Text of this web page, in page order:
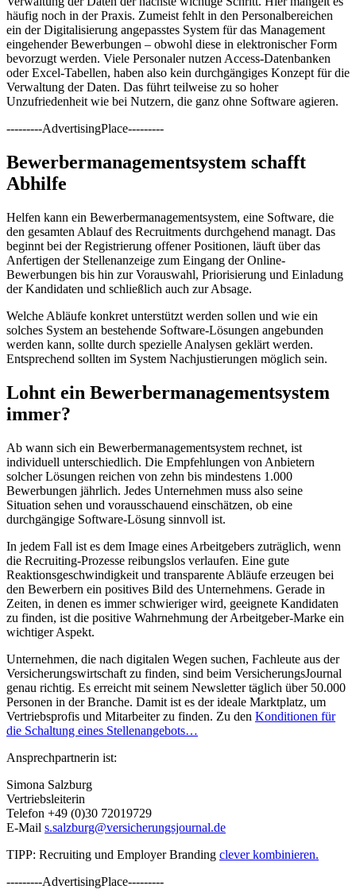
häufig noch in der Praxis. Zumeist fehlt in den Personalbereichen
ein der Digitalisierung angepasstes System für das Management
eingehender Bewerbungen – obwohl diese in elektronischer Form
bevorzugt werden. Viele Personaler nutzen Access-Datenbanken
oder Excel-Tabellen, haben also kein durchgängiges Konzept für die
Verwaltung der Daten. Das führt teilweise zu so hoher
Unzufriedenheit wie bei Nutzern, die ganz ohne Software agieren.
---------AdvertisingPlace---------
Bewerbermanagementsystem schafft
Abhilfe
Helfen kann ein Bewerbermanagementsystem, eine Software, die
den gesamten Ablauf des Recruitments durchgehend managt. Das
beginnt bei der Registrierung offener Positionen, läuft über das
Anfertigen der Stellenanzeige zum Eingang der Online-
Bewerbungen bis hin zur Vorauswahl, Priorisierung und Einladung
der Kandidaten und schließlich auch zur Absage.
Welche Abläufe konkret unterstützt werden sollen und wie ein
solches System an bestehende Software-Lösungen angebunden
werden kann, sollte durch spezielle Analysen geklärt werden.
Entsprechend sollten im System Nachjustierungen möglich sein.
Lohnt ein Bewerbermanagementsystem
immer?
Ab wann sich ein Bewerbermanagementsystem rechnet, ist
individuell unterschiedlich. Die Empfehlungen von Anbietern
solcher Lösungen reichen von zehn bis mindestens 1.000
Bewerbungen jährlich. Jedes Unternehmen muss also seine
Situation sehen und vorausschauend einschätzen, ob eine
durchgängige Software-Lösung sinnvoll ist.
In jedem Fall ist es dem Image eines Arbeitgebers zuträglich, wenn
die Recruiting-Prozesse reibungslos verlaufen. Eine gute
Reaktionsgeschwindigkeit und transparente Abläufe erzeugen bei
den Bewerbern ein positives Bild des Unternehmens. Gerade in
Zeiten, in denen es immer schwieriger wird, geeignete Kandidaten
zu finden, ist die positive Wahrnehmung der Arbeitgeber-Marke ein
wichtiger Aspekt.
Unternehmen, die nach digitalen Wegen suchen, Fachleute aus der
Versicherungswirtschaft zu finden, sind beim VersicherungsJournal
genau richtig. Es erreicht mit seinem Newsletter täglich über 50.000
Personen in der Branche. Damit ist es der ideale Marktplatz, um
Vertriebsprofis und Mitarbeiter zu finden. Zu den Konditionen für
die Schaltung eines Stellenangebots…
Ansprechpartnerin ist:
Simona Salzburg
Vertriebsleiterin
Telefon +49 (0)30 72019729
E-Mail s.salzburg@versicherungsjournal.de
TIPP: Recruiting und Employer Branding clever kombinieren.
---------AdvertisingPlace---------